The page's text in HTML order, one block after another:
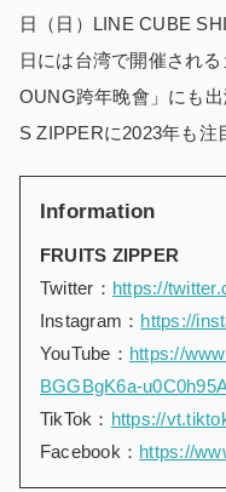
日（日）LINE CUBE
日には台湾で開催され
OUNG跨年晚會」にも
S ZIPPERに2023年も注
Information
FRUITS ZIPPER
Twitter： https://
Instagram： https://
YouTube： https://
BGGBgK6a-
TikTok： https://
Facebook： https://